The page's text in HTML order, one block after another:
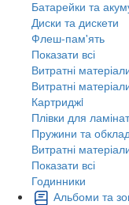
Батарейки та
Диски та дискети
Флеш-пам'ять
Показати всі
Витратні
Витратні
Картриджi
Плівки для
Пружини та
Витратні
Показати всі
Годинники
Альбоми та